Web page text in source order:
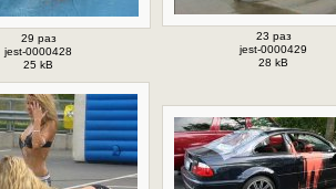
29 раз
jest-0000428
25 kB
23 раз
jest-0000429
28 kB